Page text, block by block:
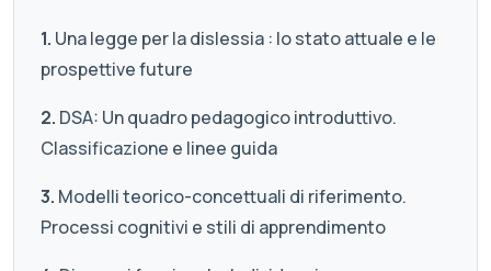
1. Una legge per la dislessia : lo stato attuale e le
prospettive future
2. DSA: Un quadro pedagogico introduttivo.
Classificazione e linee guida
3. Modelli teorico-concettuali di riferimento.
Processi cognitivi e stili di apprendimento